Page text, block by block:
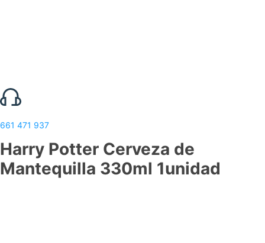
661 471 937
Harry Potter Cerveza de
Mantequilla 330ml 1unidad